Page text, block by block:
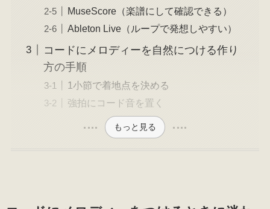
MuseScore（楽譜にして確認できる）
Ableton Live（ループで発想しやすい）
コードにメロディーを自然につける作り
方の手順
1小節で着地点を決める
強拍にコード音を置く
もっと見る